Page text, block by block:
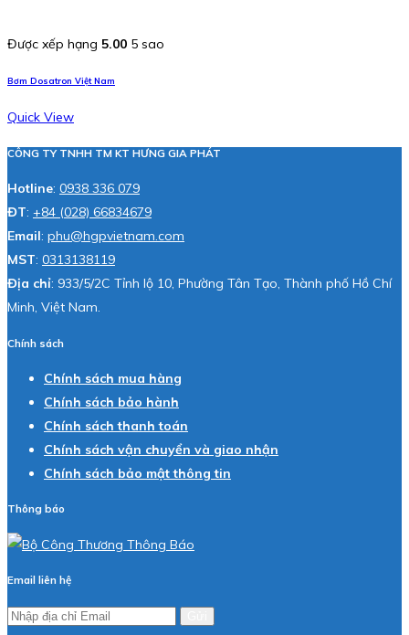
Được xếp hạng 5.00 5 sao
Bơm Dosatron Việt Nam
Quick View
CÔNG TY TNHH TM KT HƯNG GIA PHÁT
Hotline: 0938 336 079
ĐT: +84 (028) 66834679
Email: phu@hgpvietnam.com
MST: 0313138119
Địa chỉ: 933/5/2C Tỉnh lộ 10, Phường Tân Tạo, Thành phố Hồ Chí
Minh, Việt Nam.
Chính sách
Chính sách mua hàng
Chính sách bảo hành
Chính sách thanh toán
Chính sách vận chuyển và giao nhận
Chính sách bảo mật thông tin
Thông báo
Email liên hệ